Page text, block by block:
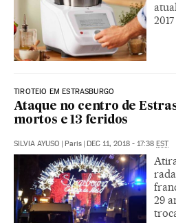
2017
TIROTEIO EM ESTRASBURGO
Ataque no centro de
mortos e 13 feridos
SILVIA AYUSO | Paris | DEC 11, 2018 - 17:38 EST
29